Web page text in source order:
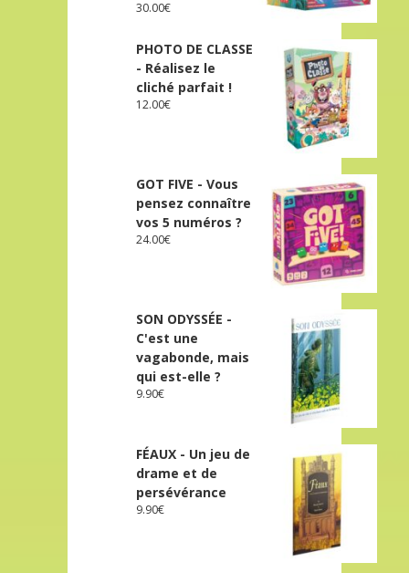
30.00€
PHOTO DE CLASSE
- Réalisez le
cliché parfait !
12.00€
GOT FIVE - Vous
pensez connaître
vos 5 numéros ?
24.00€
SON ODYSSÉE -
C'est une
vagabonde, mais
qui est-elle ?
9.90€
FÉAUX - Un jeu de
drame et de
persévérance
9.90€